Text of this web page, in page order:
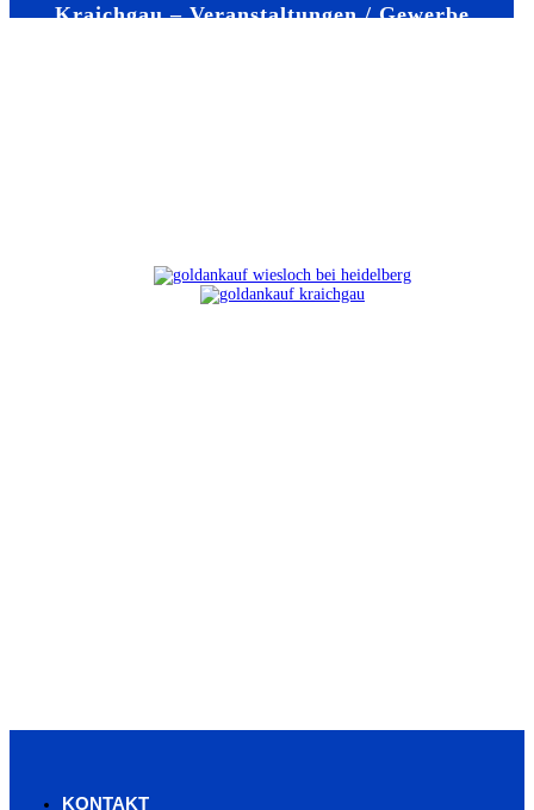
Kraichgau – Veranstaltungen / Gewerbe
KONTAKT